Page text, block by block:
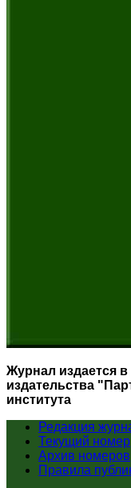
Журнал издается
издательства
института
Редакция
Текущий номер
Архив номеров
Правила